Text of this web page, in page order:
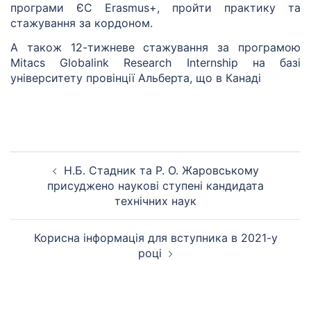
програми ЄС Erasmus+, пройти практику та
стажування за кордоном.
А також 12-тижневе стажування за програмою
Mitacs Globalink Research Internship на базі
університету провінції Альберта, що в Канаді
Н.Б. Стадник та Р. О. Жаровському
присуджено наукові ступені кандидата
технічних наук
Корисна інформація для вступника в 2021-у
році